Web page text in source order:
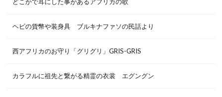
ヘビの貨幣や装身具 ブルキナファソの民話より
西アフリカのお守り「グリグリ」GRIS-GRIS
カラフルに祖先と繋がる精霊の衣裳 エグングン